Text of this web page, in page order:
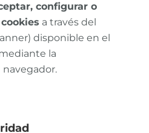
configurar o
a través del
disponible en el
la